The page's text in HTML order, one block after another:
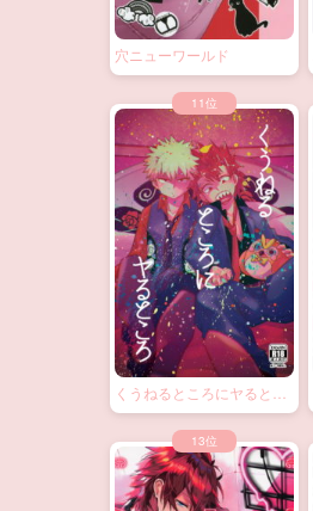
穴ニューワールド
くうねるところにヤるとこ
ろ